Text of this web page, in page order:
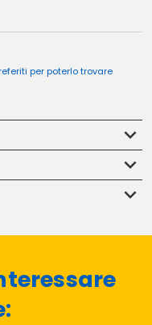
per poterlo trovare